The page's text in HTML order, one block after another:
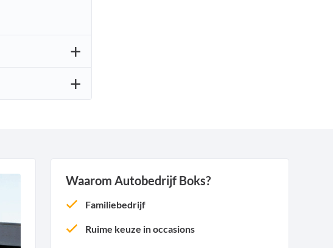
Waarom Autobedrijf Boks?
Familiebedrijf
Ruime keuze in occasions